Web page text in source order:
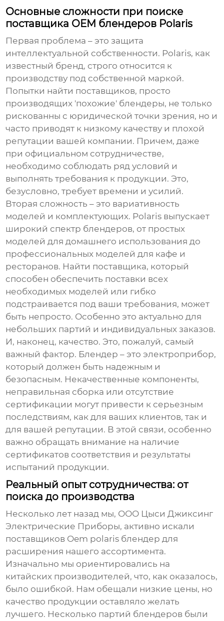
Основные сложности при поиске
поставщика OEM блендеров Polaris
Первая проблема – это защита
интеллектуальной собственности. Polaris, как
известный бренд, строго относится к
производству под собственной маркой.
Попытки найти поставщиков, просто
производящих 'похожие' блендеры, не только
рискованны с юридической точки зрения, но и
часто приводят к низкому качеству и плохой
репутации вашей компании. Причем, даже
при официальном сотрудничестве,
необходимо соблюдать ряд условий и
выполнять требования к продукции. Это,
безусловно, требует времени и усилий.
Вторая сложность – это вариативность
моделей и комплектующих. Polaris выпускает
широкий спектр блендеров, от простых
моделей для домашнего использования до
профессиональных моделей для кафе и
ресторанов. Найти поставщика, который
способен обеспечить поставки всех
необходимых моделей или гибко
подстраивается под ваши требования, может
быть непросто. Особенно это актуально для
небольших партий и индивидуальных заказов.
И, наконец, качество. Это, пожалуй, самый
важный фактор. Блендер – это электроприбор,
который должен быть надежным и
безопасным. Некачественные компоненты,
неправильная сборка или отсутствие
сертификации могут привести к серьезным
последствиям, как для ваших клиентов, так и
для вашей репутации. В этой связи, особенно
важно обращать внимание на наличие
сертификатов соответствия и результаты
испытаний продукции.
Реальный опыт сотрудничества: от
поиска до производства
Несколько лет назад мы, ООО Цыси Джиксинг
Электрические Приборы, активно искали
поставщиков Oem polaris блендер для
расширения нашего ассортимента.
Изначально мы ориентировались на
китайских производителей, что, как оказалось,
было ошибкой. Нам обещали низкие цены, но
качество продукции оставляло желать
лучшего. Несколько партий блендеров были